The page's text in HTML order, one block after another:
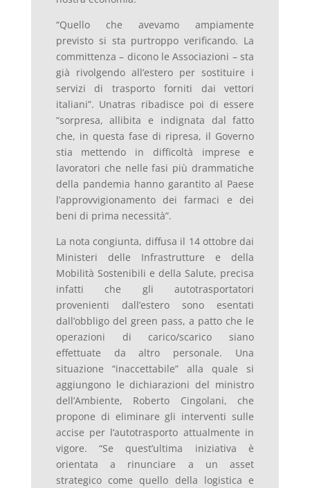
“Quello che avevamo ampiamente
previsto si sta purtroppo verificando. La
committenza – dicono le Associazioni – sta
già rivolgendo all’estero per sostituire i
servizi di trasporto forniti dai vettori
italiani”. Unatras ribadisce poi di essere
“sorpresa, allibita e indignata dal fatto
che, in questa fase di ripresa, il Governo
stia mettendo in difficoltà imprese e
lavoratori che nelle fasi più drammatiche
della pandemia hanno garantito al Paese
l’approvvigionamento dei farmaci e dei
beni di prima necessità”.
La nota congiunta, diffusa il 14 ottobre dai
Ministeri delle Infrastrutture e della
Mobilità Sostenibili e della Salute, precisa
infatti che gli autotrasportatori
provenienti dall’estero sono esentati
dall’obbligo del green pass, a patto che le
operazioni di carico/scarico siano
effettuate da altro personale. Una
situazione “inaccettabile” alla quale si
aggiungono le dichiarazioni del ministro
dell’Ambiente, Roberto Cingolani, che
propone di eliminare gli interventi sulle
accise per l’autotrasporto attualmente in
vigore. “Se quest’ultima iniziativa è
orientata a rinunciare a un asset
strategico come quello della logistica e